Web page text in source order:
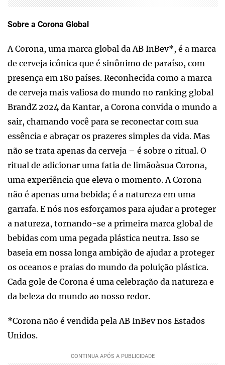
Sobre a Corona Global
A Corona, uma marca global da AB InBev*, é a marca
de cerveja icônica que é sinônimo de paraíso, com
presença em 180 países. Reconhecida como a marca
de cerveja mais valiosa do mundo no ranking global
BrandZ 2024 da Kantar, a Corona convida o mundo a
sair, chamando você para se reconectar com sua
essência e abraçar os prazeres simples da vida. Mas
não se trata apenas da cerveja – é sobre o ritual. O
ritual de adicionar uma fatia de limãoàsua Corona,
uma experiência que eleva o momento. A Corona
não é apenas uma bebida; é a natureza em uma
garrafa. E nós nos esforçamos para ajudar a proteger
a natureza, tornando-se a primeira marca global de
bebidas com uma pegada plástica neutra. Isso se
baseia em nossa longa ambição de ajudar a proteger
os oceanos e praias do mundo da poluição plástica.
Cada gole de Corona é uma celebração da natureza e
da beleza do mundo ao nosso redor.
*Corona não é vendida pela AB InBev nos Estados
Unidos.